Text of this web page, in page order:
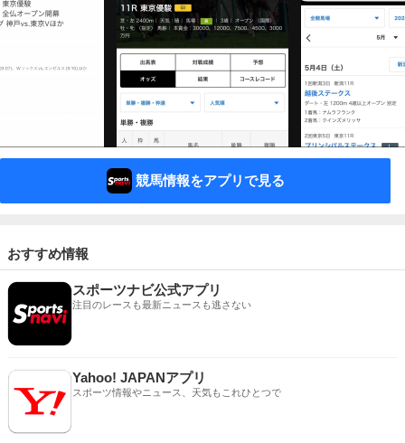
競馬情報をアプリで見る
おすすめ情報
スポーツナビ公式アプリ
注目のレースも最新ニュースも逃さない
Yahoo! JAPANアプリ
スポーツ情報やニュース、天気もこれひとつで